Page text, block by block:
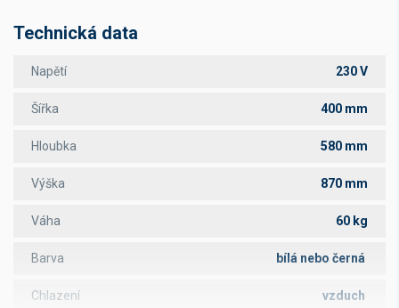
Technická data
Napětí 230 V
Šířka 400 mm
Hloubka 580 mm
Výška 870 mm
Váha 60 kg
Barva bílá nebo černá
Chlazení vzduch